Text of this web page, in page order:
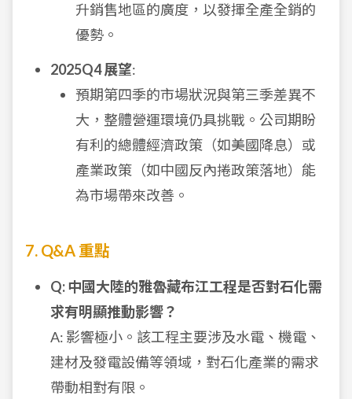
升銷售地區的廣度，以發揮全產全銷的
優勢。
2025Q4 展望:
預期第四季的市場狀況與第三季差異不
大，整體營運環境仍具挑戰。公司期盼
有利的總體經濟政策（如美國降息）或
產業政策（如中國反內捲政策落地）能
為市場帶來改善。
7. Q&A 重點
Q: 中國大陸的雅魯藏布江工程是否對石化需
求有明顯推動影響？
A: 影響極小。該工程主要涉及水電、機電、
建材及發電設備等領域，對石化產業的需求
帶動相對有限。